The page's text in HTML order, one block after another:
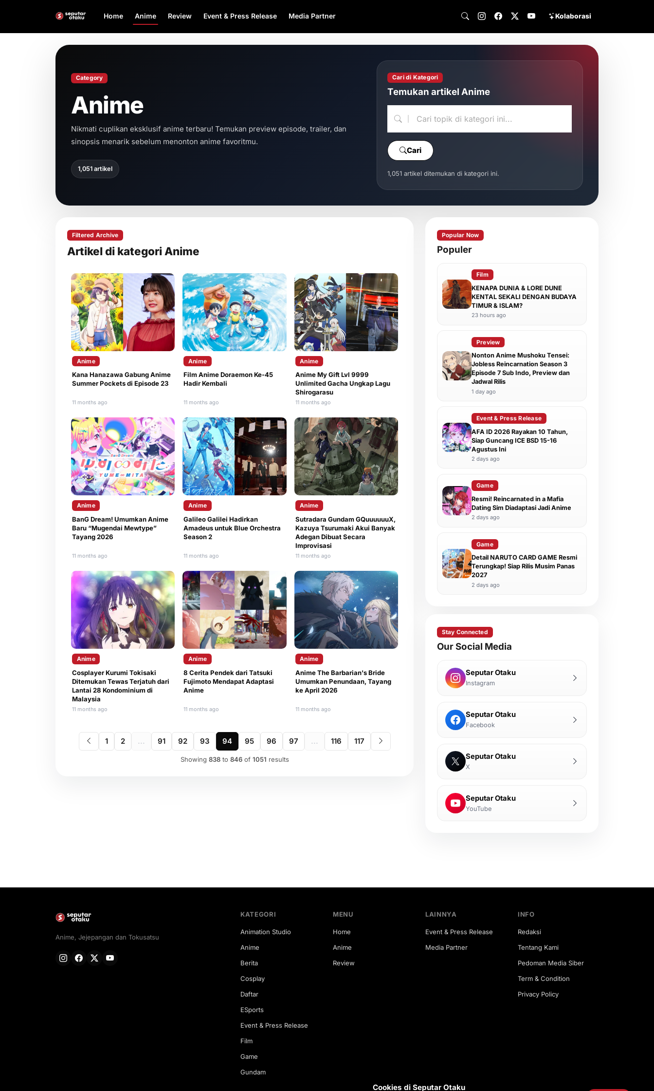
Home Anime Review Event & Press Release Media Partner Kolaborasi
Category
Anime
Nikmati cuplikan eksklusif anime terbaru! Temukan preview episode, trailer, dan
sinopsis menarik sebelum menonton anime favoritmu.
1,051 artikel
Cari di Kategori
Temukan artikel Anime
Cari
1,051 artikel ditemukan di kategori ini.
Filtered Archive
Artikel di kategori Anime
Anime
Kana Hanazawa Gabung Anime
Summer Pockets di Episode 23
11 months ago
Anime
Film Anime Doraemon Ke-45
Hadir Kembali
11 months ago
Anime
Anime My Gift Lvl 9999
Unlimited Gacha Ungkap Lagu
Shirogarasu
11 months ago
Anime
BanG Dream! Umumkan Anime
Baru “Mugendai Mewtype”
Tayang 2026
11 months ago
Anime
Galileo Galilei Hadirkan
Amadeus untuk Blue Orchestra
Season 2
11 months ago
Anime
Sutradara Gundam GQuuuuuuX,
Kazuya Tsurumaki Akui Banyak
Adegan Dibuat Secara
Improvisasi
11 months ago
Anime
Cosplayer Kurumi Tokisaki
Ditemukan Tewas Terjatuh dari
Lantai 28 Kondominium di
Malaysia
11 months ago
Anime
8 Cerita Pendek dari Tatsuki
Fujimoto Mendapat Adaptasi
Anime
11 months ago
Anime
Anime The Barbarian's Bride
Umumkan Penundaan, Tayang
ke April 2026
11 months ago
1 2 ... 91 92 93 94 95 96 97 ... 116 117
Showing 838to 846of 1051 results
Popular Now
Populer
Film
KENAPA DUNIA & LORE DUNE
KENTAL SEKALI DENGAN BUDAYA
TIMUR & ISLAM?
23 hours ago
Preview
Nonton Anime Mushoku Tensei:
Jobless Reincarnation Season 3
Episode 7 Sub Indo, Preview dan
Jadwal Rilis
1 day ago
Event & Press Release
AFA ID 2026 Rayakan 10 Tahun,
Siap Guncang ICE BSD 15-16
Agustus Ini
2 days ago
Game
Resmi! Reincarnated in a Mafia
Dating Sim Diadaptasi Jadi Anime
2 days ago
Game
Detail NARUTO CARD GAME Resmi
Terungkap! Siap Rilis Musim Panas
2027
2 days ago
Stay Connected
Our Social Media
Seputar Otaku
Instagram
Seputar Otaku
Facebook
Seputar Otaku
X
Seputar Otaku
YouTube
Cookies di Seputar Otaku
Anime, Jejepangan dan Tokusatsu
KATEGORI
Animation Studio
Anime
Berita
Cosplay
Daftar
ESports
Event & Press Release
Film
Game
Gundam
MENU
Home
Anime
Review
LAINNYA
Event & Press Release
Media Partner
INFO
Redaksi
Tentang Kami
Pedoman Media Siber
Term & Condition
Privacy Policy